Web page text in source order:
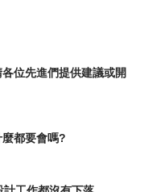
位先進們提供建議或開
都要會嗎?